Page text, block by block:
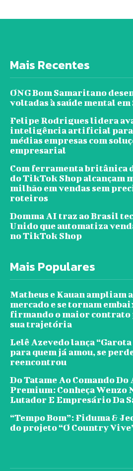
Mais Recentes
ONG Bom Samaritano
voltadas à saúde mental
Felipe Rodrigues lidera
inteligência artificial para
médias empresas com
empresarial
Com ferramenta britânica
do TikTok Shop alcançam
milhão em vendas sem
roteiros
Domma AI traz ao Brasil
Unido que automatiza
no TikTok Shop
Mais Populares
Matheus e Kauan ampliam
mercado e se tornam
firmando o maior
sua trajetória
Lelê Azevedo lança
para quem já amou, se
reencontrou
Do Tatame Ao Comando
Premium: Conheça Wenzo
Lutador E Empresário Da
“Tempo Bom”: Fiduma &
do projeto “O Country